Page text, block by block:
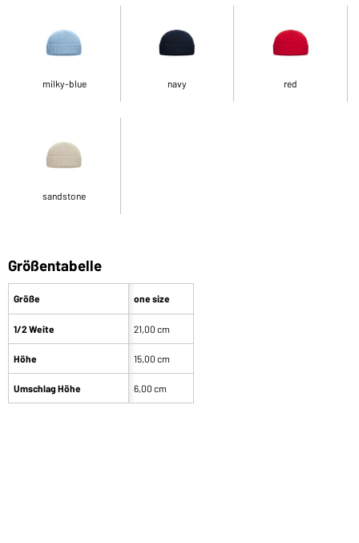
milky-blue navy red
sandstone
Größentabelle
Größe
1/2 Weite
Höhe
Umschlag Höhe
one size
21,00 cm
15,00 cm
6,00 cm